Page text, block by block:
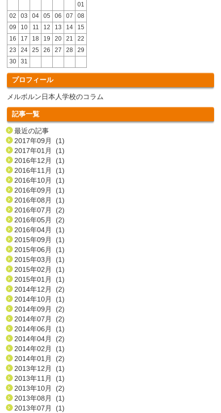
01
02
03 04 05 06 07
08
09
10 11 12 13 14
15
16
17 18 19 20 21
22
23
24 25 26 27 28
29
30
31
プロフィール
メルボルン日本人学校のコラム
記事一覧
最近の記事
2017年09月 (1)
2017年01月 (1)
2016年12月 (1)
2016年11月 (1)
2016年10月 (1)
2016年09月 (1)
2016年08月 (1)
2016年07月 (2)
2016年05月 (2)
2016年04月 (1)
2015年09月 (1)
2015年06月 (1)
2015年03月 (1)
2015年02月 (1)
2015年01月 (1)
2014年12月 (2)
2014年10月 (1)
2014年09月 (2)
2014年07月 (2)
2014年06月 (1)
2014年04月 (2)
2014年02月 (1)
2014年01月 (2)
2013年12月 (1)
2013年11月 (1)
2013年10月 (2)
2013年08月 (1)
2013年07月 (1)